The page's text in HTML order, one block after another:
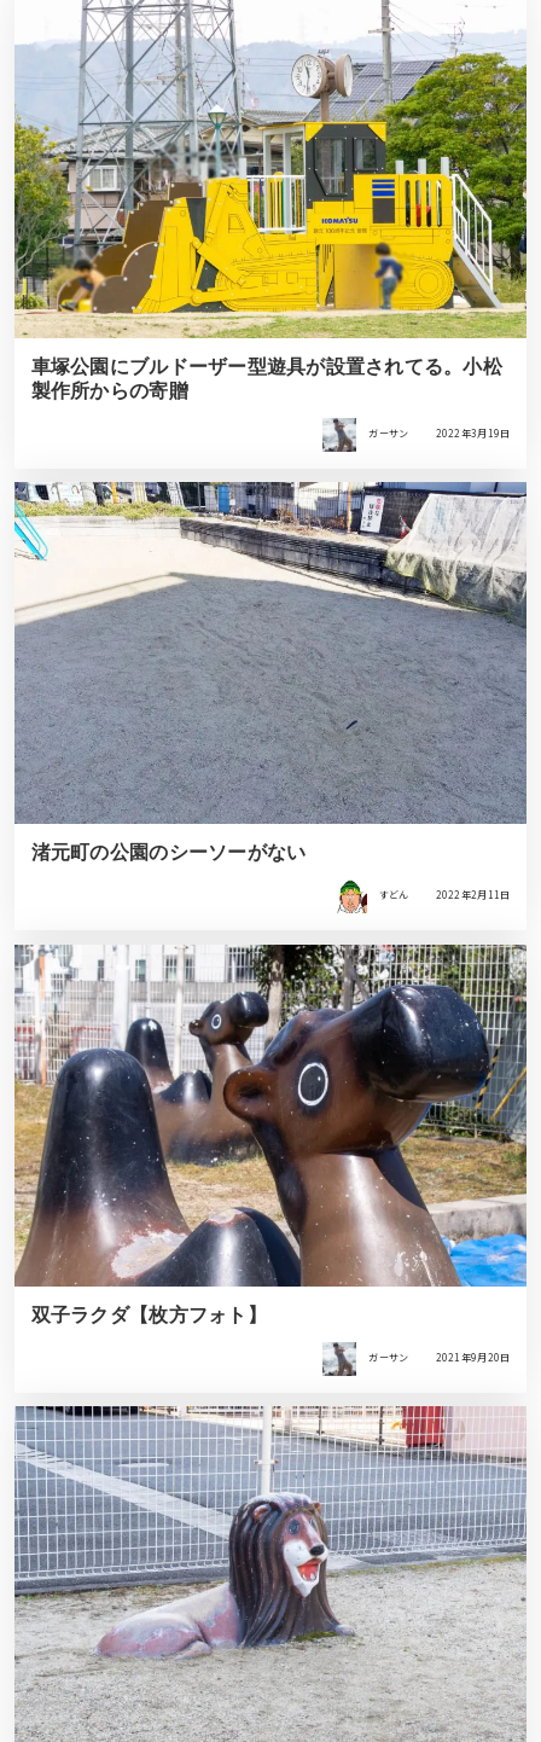
車塚公園にブルドーザー型遊具が設置されてる。小松
製作所からの寄贈
ガーサン 2022年3月19日
渚元町の公園のシーソーがない
すどん 2022年2月11日
双子ラクダ【枚方フォト】
ガーサン 2021年9月20日